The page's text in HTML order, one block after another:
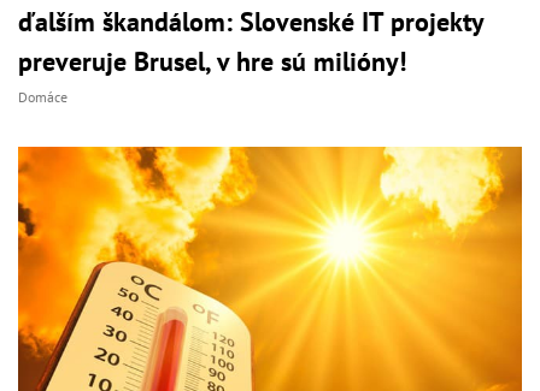
ďalším škandálom: Slovenské IT projekty
preveruje Brusel, v hre sú milióny!
Domáce